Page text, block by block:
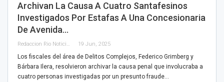
Archivan La Causa A Cuatro Santafesinos
Investigados Por Estafas A Una Concesionaria
De Avenida…
Redaccion Rio Noticias 19 Jun, 2025
Los fiscales del área de Delitos Complejos, Federico Grimberg y
Bárbara Ilera, resolvieron archivar la causa penal que involucraba a
cuatro personas investigadas por un presunto fraude…